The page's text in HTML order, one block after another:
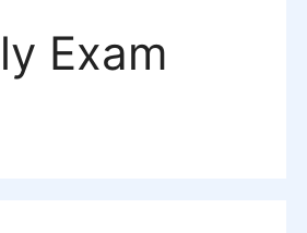
Exam